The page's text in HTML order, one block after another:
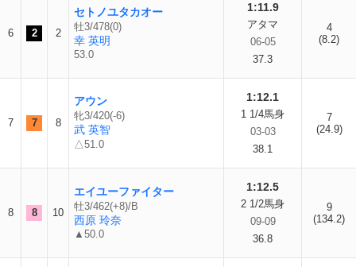
6 2 2
セトノユタカオー
牡3/478(0)
幸 英明
53.0
1:11.9
アタマ
06-05
37.3
4
(8.2)
7 7 8
アウン
牝3/420(-6)
武 英智
△51.0
1:12.1
1 1/4馬身
03-03
38.1
7
(24.9)
8 8 10
エイユーファイター
牡3/462(+8)/B
西原 玲奈
▲50.0
1:12.5
2 1/2馬身
09-09
36.8
9
(134.2)